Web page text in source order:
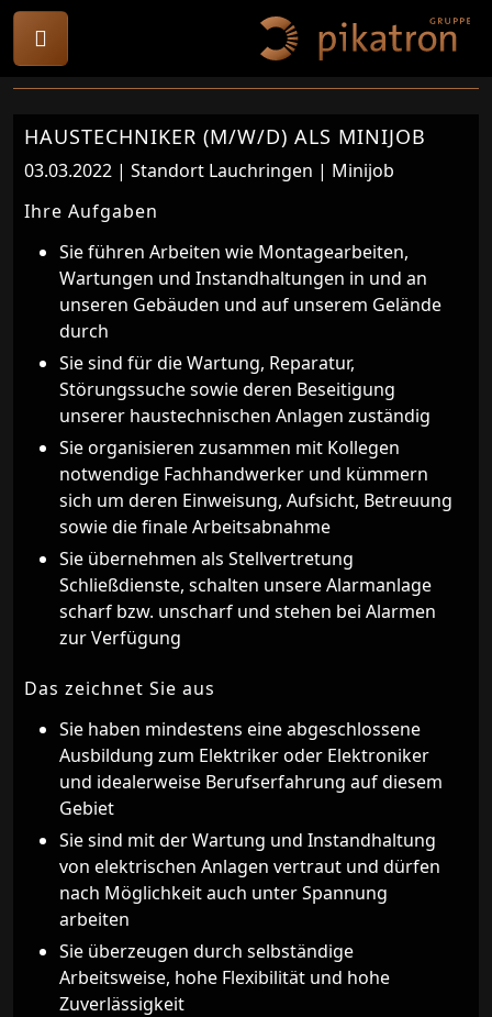
HAUSTECHNIKER (M/W/D) ALS MINIJOB
03.03.2022 | Standort Lauchringen | Minijob
Ihre Aufgaben
Sie führen Arbeiten wie Montagearbeiten,
Wartungen und Instandhaltungen in und an
unseren Gebäuden und auf unserem Gelände
durch
Sie sind für die Wartung, Reparatur,
Störungssuche sowie deren Beseitigung
unserer haustechnischen Anlagen zuständig
Sie organisieren zusammen mit Kollegen
notwendige Fachhandwerker und kümmern
sich um deren Einweisung, Aufsicht, Betreuung
sowie die finale Arbeitsabnahme
Sie übernehmen als Stellvertretung
Schließdienste, schalten unsere Alarmanlage
scharf bzw. unscharf und stehen bei Alarmen
zur Verfügung
Das zeichnet Sie aus
Sie haben mindestens eine abgeschlossene
Ausbildung zum Elektriker oder Elektroniker
und idealerweise Berufserfahrung auf diesem
Gebiet
Sie sind mit der Wartung und Instandhaltung
von elektrischen Anlagen vertraut und dürfen
nach Möglichkeit auch unter Spannung
arbeiten
Sie überzeugen durch selbständige
Arbeitsweise, hohe Flexibilität und hohe
Zuverlässigkeit